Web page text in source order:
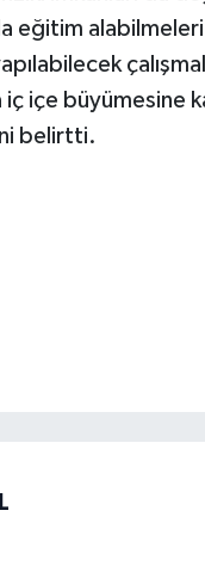
eğitim
içe büyümesine
belirtti.